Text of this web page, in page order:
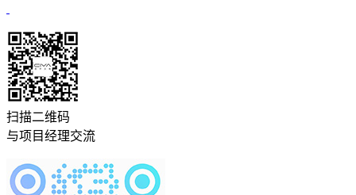
扫描二维码
与项目经理交流